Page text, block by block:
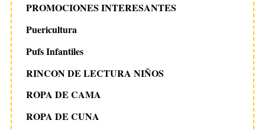
PROMOCIONES INTERESANTES
Puericultura
Pufs Infantiles
RINCON DE LECTURA NIÑOS
ROPA DE CAMA
ROPA DE CUNA